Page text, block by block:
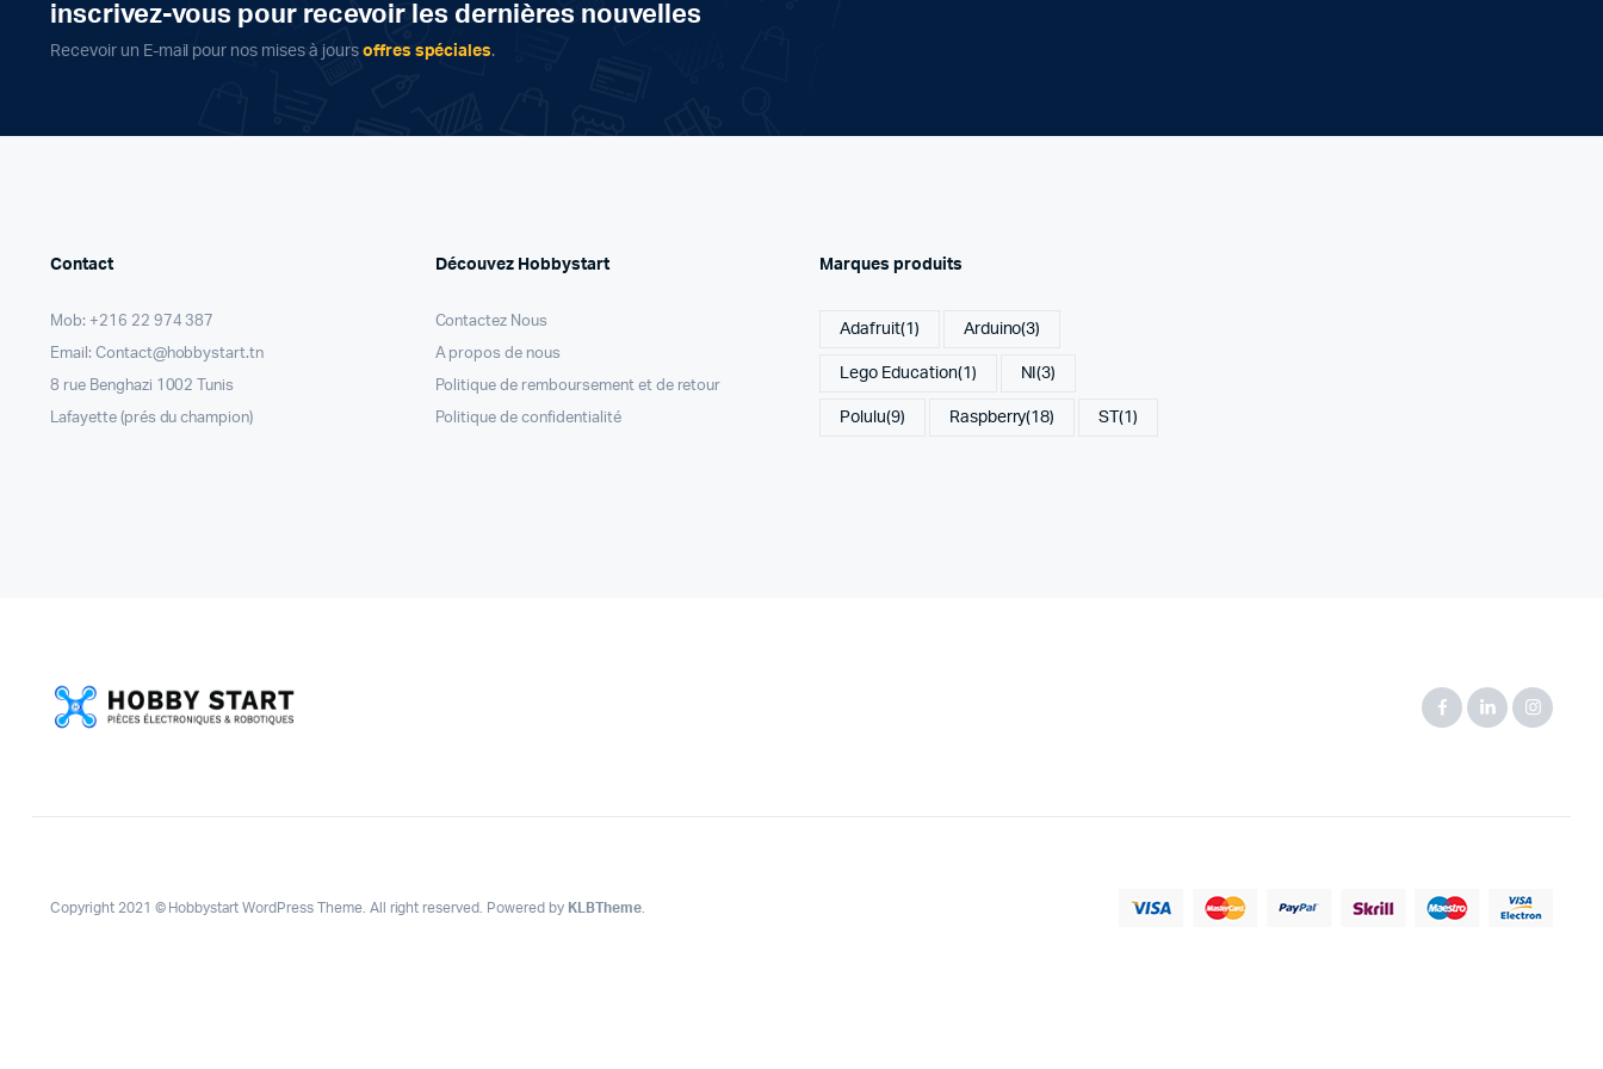
inscrivez-vous pour recevoir les dernières nouvelles
Recevoir un E-mail pour nos mises à jours offres spéciales.
Contact
Mob: +216 22 974 387
Email: Contact@hobbystart.tn
8 rue Benghazi 1002 Tunis
Lafayette (prés du champion)
Découvez Hobbystart
Contactez Nous
A propos de nous
Politique de remboursement et de retour
Politique de confidentialité
Marques produits
Adafruit(1) Arduino(3)
Lego Education(1) NI(3)
Polulu(9) Raspberry(18) ST(1)
Copyright 2021 © Hobbystart WordPress Theme. All right reserved. Powered by KLBTheme.